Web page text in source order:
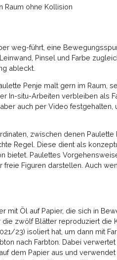
Raum ohne Kollision
weg-führt, eine
Pinsel und Farbe
ableckt.
Penje malt gern im Raum,
In-situ-Arbeiten verbleiben als
auch per Video festgehalten,
zwischen denen Paulette
Regel. Diese dient als
bietet. Paulettes
Figuren darstellen. Auch
mit Öl auf Papier, die sich in
zwölf Blätter reproduziert die
23) isoliert hat, um dann mit
nach Farbton. Dabei
dem Papier aus und verwendet